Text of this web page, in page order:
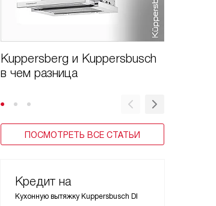
Kuppersberg и Kuppersbusch
в чем разница
ПОСМОТРЕТЬ ВСЕ СТАТЬИ
Кредит на
Кухонную вытяжку Kuppersbusch DI